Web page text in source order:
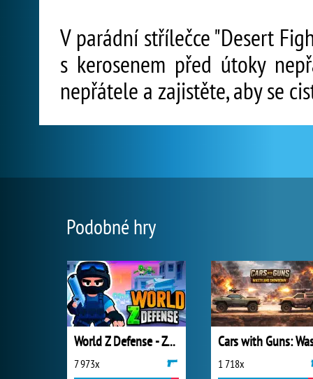
V parádní střílečce "Desert
s kerosenem před útoky
nepřátele a zajistěte, aby se
Podobné hry
World Z Defense - Zombie Defense
7 973x 1 718x